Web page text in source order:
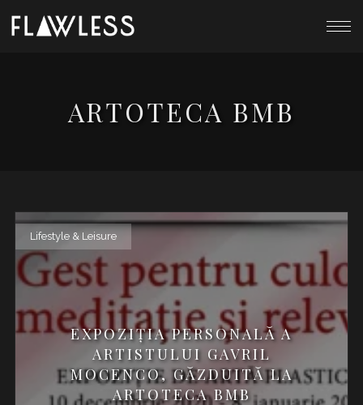
ARTOTECA BMB
Lifestyle & Leisure
EXPOZIȚIA PERSONALĂ A
ARTISTULUI GAVRIL
MOCENCO, GĂZDUITĂ LA
ARTOTECA BMB